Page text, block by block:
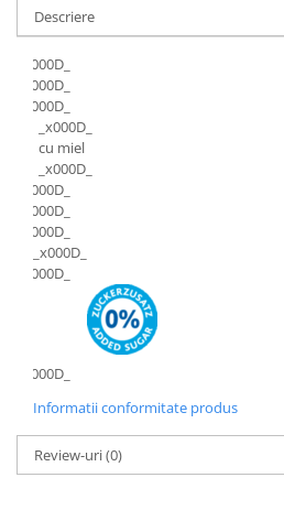
Descriere
_x000D_
_x000D_
_x000D_
_x000D_
cu miel
_x000D_
_x000D_
_x000D_
_x000D_
_x000D_
_x000D_
_x000D_
Informatii conformitate produs
Review-uri(0)